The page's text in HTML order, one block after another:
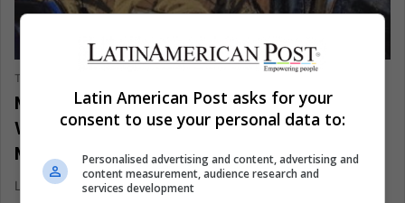
The Latin American Post Staff
México debería enviarle la factura a
Washington por la justicia contra El
Mayo
La cadena perpetua de Ismael El Mayo Zambada puede
Latin American Post asks for your
consent to use your personal data to:
Personalised advertising and content, advertising and
content measurement, audience research and
services development